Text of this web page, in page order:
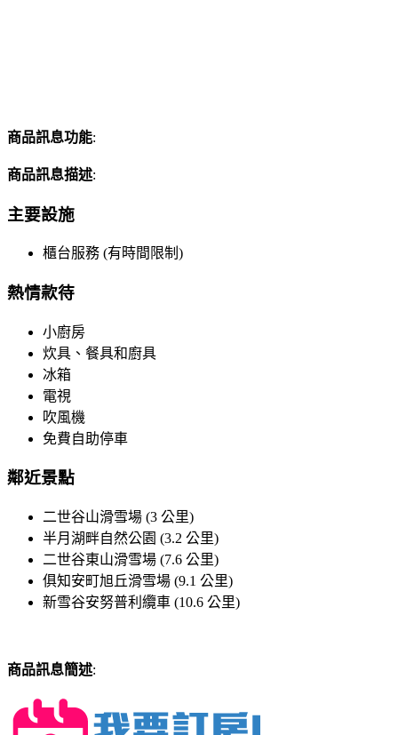
商品訊息功能:
商品訊息描述:
主要設施
櫃台服務 (有時間限制)
熱情款待
小廚房
炊具、餐具和廚具
冰箱
電視
吹風機
免費自助停車
鄰近景點
二世谷山滑雪場 (3 公里)
半月湖畔自然公園 (3.2 公里)
二世谷東山滑雪場 (7.6 公里)
俱知安町旭丘滑雪場 (9.1 公里)
新雪谷安努普利纜車 (10.6 公里)
商品訊息簡述: